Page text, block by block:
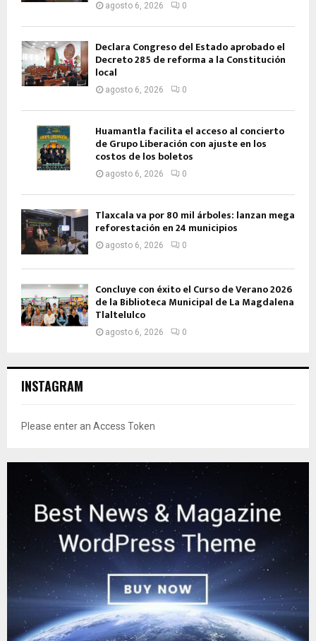
agosto 6, 2026 0
Declara Congreso del Estado aprobado el
Decreto 285 de reforma a la Constitución
local
agosto 6, 2026 0
Huamantla facilita el acceso al concierto
de Grupo Liberación con ajuste en los
costos de los boletos
agosto 6, 2026 0
Tlaxcala va por 80 mil árboles: lanzan mega
reforestación en 24 municipios
agosto 6, 2026 0
Concluye con éxito el Curso de Verano 2026
de la Biblioteca Municipal de La Magdalena
Tlaltelulco
agosto 6, 2026 0
INSTAGRAM
Please enter an Access Token